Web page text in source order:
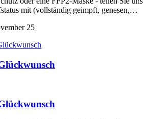
mit (vollständig geimpft, genesen,…
25